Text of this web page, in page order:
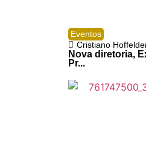
Eventos
Cristiano
Nova diretoria,
Pr...